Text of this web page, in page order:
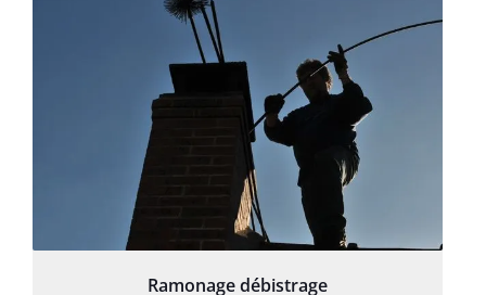
Ramonage débistrage